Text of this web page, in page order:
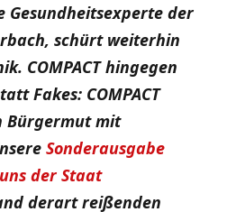
Gesundheitsexperte der
schürt weiterhin
COMPACT hingegen
Fakes: COMPACT
Bürgermut mit
Sonderausgabe
der Staat
derart reißenden